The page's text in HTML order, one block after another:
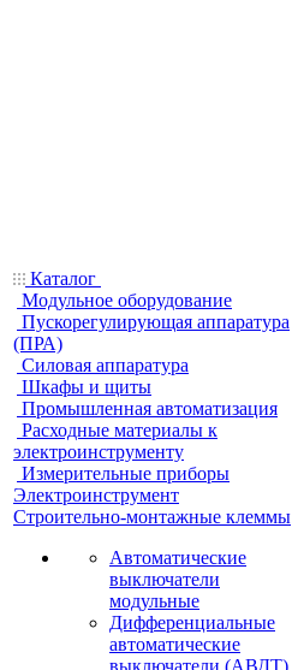
Каталог
Модульное оборудование
Пускорегулирующая аппаратура
(ПРА)
Силовая аппаратура
Шкафы и щиты
Промышленная автоматизация
Расходные материалы к
электроинструменту
Измерительные приборы
Электроинструмент
Строительно-монтажные клеммы
Автоматические
выключатели
модульные
Дифференциальные
автоматические
выключатели (АВДТ)